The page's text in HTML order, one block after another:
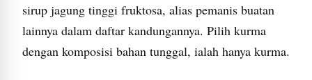
sirup jagung tinggi fruktosa, alias pemanis buatan
lainnya dalam daftar kandungannya. Pilih kurma
dengan komposisi bahan tunggal, ialah hanya kurma.